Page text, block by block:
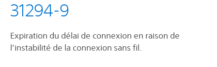
31294-9
Expiration du délai de connexion en raison de
l’instabilité de la connexion sans fil.